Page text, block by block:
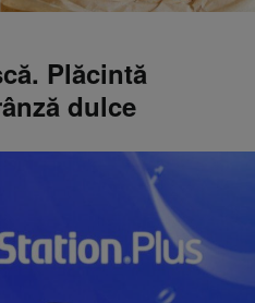
Plăcintă
dulce